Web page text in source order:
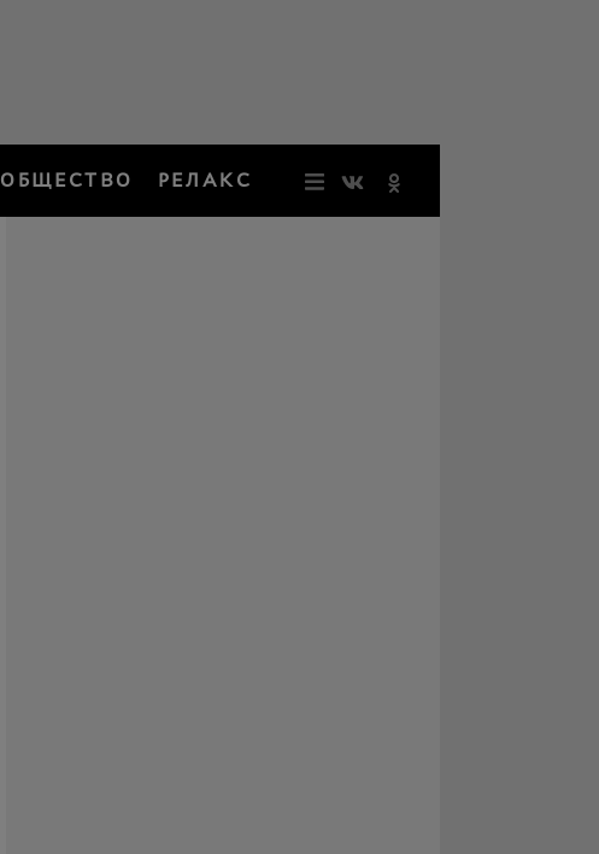
ОБЩЕСТВО РЕЛАКС